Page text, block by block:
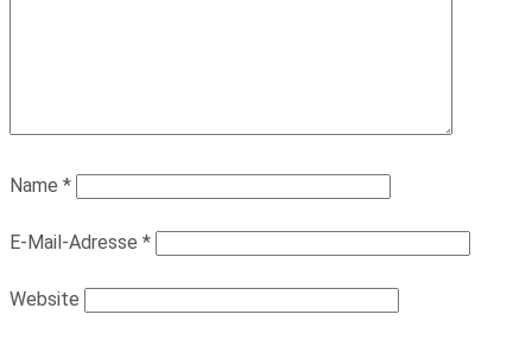
Name *
E-Mail-Adresse *
Website